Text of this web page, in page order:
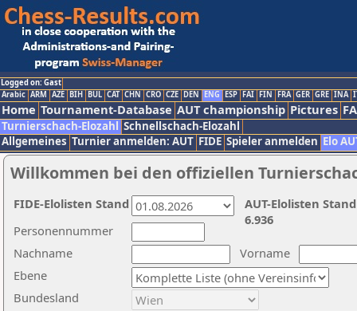
Logged on: Gast
Arabic ARM AZE BIH BUL CAT CHN CRO CZE DEN ENG ESP FAI FIN FRA GER GRE INA
Home Tournament-Database AUT championship Pictures
Turnierschach-Elozahl Schnellschach-Elozahl
Allgemeines Turnier anmelden: AUT FIDE Spieler anmelden Elo
Willkommen bei den offiziellen
Nachname
Vorname
Ebene
Personennummer
Bundesland
AUT-Elolisten
6.936
FIDE-Elolisten Stand